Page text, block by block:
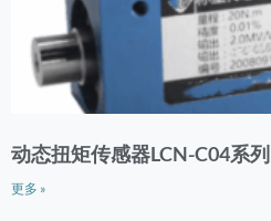
动态扭矩传感器LCN-C04系列
更多 »